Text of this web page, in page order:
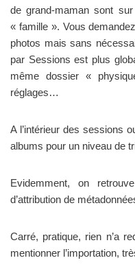
de grand-maman sont
« famille ». Vous
photos mais sans
par Sessions est plus
même dossier «
réglages…
A l’intérieur des sessions
albums pour un niveau de
Evidemment, on
d’attribution de
Carré, pratique, rien n’a
mentionner l’importation,